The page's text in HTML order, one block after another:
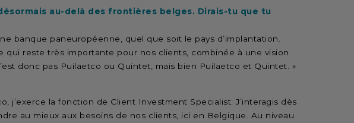
au-delà des frontières belges. Dirais-tu que tu
banque paneuropéenne, quel que soit le pays d’implantation.
reste très importante pour nos clients, combinée à une vision
donc pas Puilaetco ou Quintet, mais bien Puilaetco et Quintet. »
j’exerce la fonction de Client Investment Specialist. J’interagis dès
au mieux aux besoins de nos clients, ici en Belgique. Au niveau